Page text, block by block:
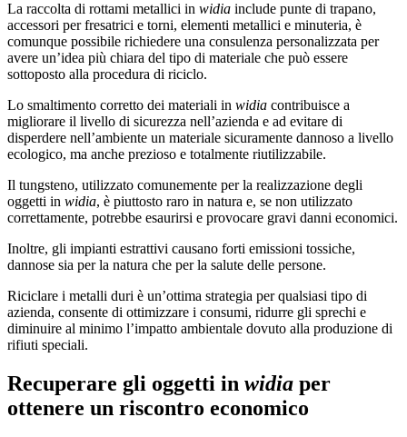
La raccolta di rottami metallici in widia include punte di trapano,
accessori per fresatrici e torni, elementi metallici e minuteria, è
comunque possibile richiedere una consulenza personalizzata per
avere un’idea più chiara del tipo di materiale che può essere
sottoposto alla procedura di riciclo.
Lo smaltimento corretto dei materiali in widia contribuisce a
migliorare il livello di sicurezza nell’azienda e ad evitare di
disperdere nell’ambiente un materiale sicuramente dannoso a livello
ecologico, ma anche prezioso e totalmente riutilizzabile.
Il tungsteno, utilizzato comunemente per la realizzazione degli
oggetti in widia, è piuttosto raro in natura e, se non utilizzato
correttamente, potrebbe esaurirsi e provocare gravi danni economici.
Inoltre, gli impianti estrattivi causano forti emissioni tossiche,
dannose sia per la natura che per la salute delle persone.
Riciclare i metalli duri è un’ottima strategia per qualsiasi tipo di
azienda, consente di ottimizzare i consumi, ridurre gli sprechi e
diminuire al minimo l’impatto ambientale dovuto alla produzione di
rifiuti speciali.
Recuperare gli oggetti in widia per
ottenere un riscontro economico